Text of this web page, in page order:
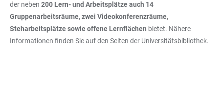
der neben 200 Lern- und Arbeitsplätze auch 14
Gruppenarbeitsräume, zwei Videokonferenzräume,
Steharbeitsplätze sowie offene Lernflächen bietet. Nähere
Informationen finden Sie auf den Seiten der Universitätsbibliothek.